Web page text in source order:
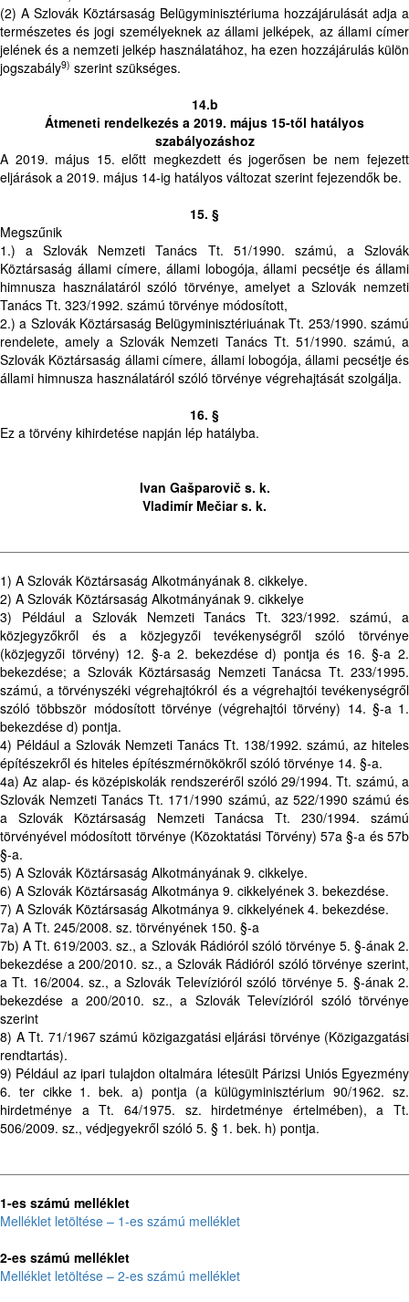
(2) A Szlovák Köztársaság Belügyminisztériuma hozzájárulását adja a
természetes és jogi személyeknek az állami jelképek, az állami címer
jelének és a nemzeti jelkép használatához, ha ezen hozzájárulás külön
jogszabály9) szerint szükséges.
14.b
Átmeneti rendelkezés a 2019. május 15-től hatályos
szabályozáshoz
A 2019. május 15. előtt megkezdett és jogerősen be nem fejezett
eljárások a 2019. május 14-ig hatályos változat szerint fejezendők be.
15. §
Megszűnik
1.) a Szlovák Nemzeti Tanács Tt. 51/1990. számú, a Szlovák
Köztársaság állami címere, állami lobogója, állami pecsétje és állami
himnusza használatáról szóló törvénye, amelyet a Szlovák nemzeti
Tanács Tt. 323/1992. számú törvénye módosított,
2.) a Szlovák Köztársaság Belügyminisztériuának Tt. 253/1990. számú
rendelete, amely a Szlovák Nemzeti Tanács Tt. 51/1990. számú, a
Szlovák Köztársaság állami címere, állami lobogója, állami pecsétje és
állami himnusza használatáról szóló törvénye végrehajtását szolgálja.
16. §
Ez a törvény kihirdetése napján lép hatályba.
Ivan Gašparovič s. k.
Vladimír Mečiar s. k.
1) A Szlovák Köztársaság Alkotmányának 8. cikkelye.
2) A Szlovák Köztársaság Alkotmányának 9. cikkelye
3) Például a Szlovák Nemzeti Tanács Tt. 323/1992. számú, a
közjegyzőkről és a közjegyzői tevékenységről szóló törvénye
(közjegyzői törvény) 12. §-a 2. bekezdése d) pontja és 16. §-a 2.
bekezdése; a Szlovák Köztársaság Nemzeti Tanácsa Tt. 233/1995.
számú, a törvényszéki végrehajtókról és a végrehajtói tevékenységről
szóló többször módosított törvénye (végrehajtói törvény) 14. §-a 1.
bekezdése d) pontja.
4) Például a Szlovák Nemzeti Tanács Tt. 138/1992. számú, az hiteles
építészekről és hiteles építészmérnökökről szóló törvénye 14. §-a.
4a) Az alap- és középiskolák rendszeréről szóló 29/1994. Tt. számú, a
Szlovák Nemzeti Tanács Tt. 171/1990 számú, az 522/1990 számú és
a Szlovák Köztársaság Nemzeti Tanácsa Tt. 230/1994. számú
törvényével módosított törvénye (Közoktatási Törvény) 57a §-a és 57b
§-a.
5) A Szlovák Köztársaság Alkotmányának 9. cikkelye.
6) A Szlovák Köztársaság Alkotmánya 9. cikkelyének 3. bekezdése.
7) A Szlovák Köztársaság Alkotmánya 9. cikkelyének 4. bekezdése.
7a) A Tt. 245/2008. sz. törvényének 150. §-a
7b) A Tt. 619/2003. sz., a Szlovák Rádióról szóló törvénye 5. §-ának 2.
bekezdése a 200/2010. sz., a Szlovák Rádióról szóló törvénye szerint,
a Tt. 16/2004. sz., a Szlovák Televízióról szóló törvénye 5. §-ának 2.
bekezdése a 200/2010. sz., a Szlovák Televízióról szóló törvénye
szerint
8) A Tt. 71/1967 számú közigazgatási eljárási törvénye (Közigazgatási
rendtartás).
9) Például az ipari tulajdon oltalmára létesült Párizsi Uniós Egyezmény
6. ter cikke 1. bek. a) pontja (a külügyminisztérium 90/1962. sz.
hirdetménye a Tt. 64/1975. sz. hirdetménye értelmében), a Tt.
506/2009. sz., védjegyekről szóló 5. § 1. bek. h) pontja.
1-es számú melléklet
Melléklet letöltése – 1-es számú melléklet
2-es számú melléklet
Melléklet letöltése – 2-es számú melléklet